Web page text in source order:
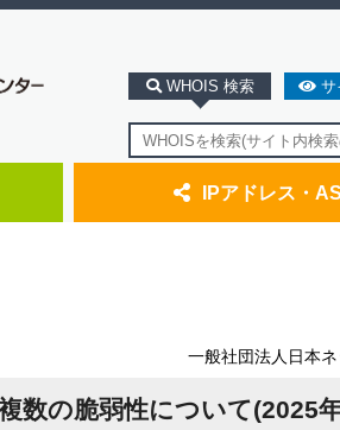
WHOIS 検索 サ
IPアドレス・
一般社団法人日本
数の脆弱性について(2025